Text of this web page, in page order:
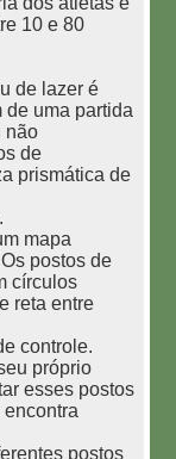
10 e 80
de lazer é
uma partida
não
de
prismática de
mapa
postos de
círculos
reta entre
controle.
próprio
esses postos
postos